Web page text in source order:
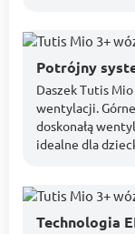
Potrójny
Daszek Tutis
wentylacji.
doskonałą
idealne dla
Technologia